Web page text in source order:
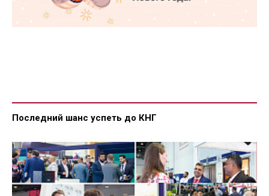
Последний шанс успеть до КНГ